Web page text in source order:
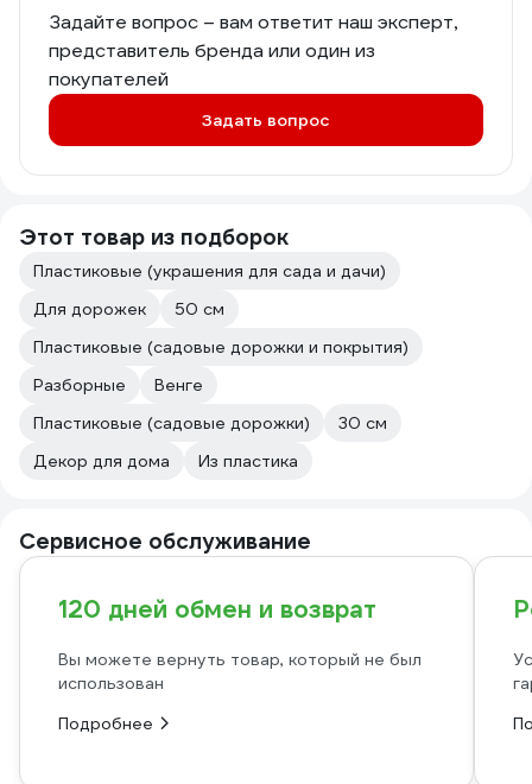
Задайте вопрос – вам ответит наш эксперт,
представитель бренда или один из
покупателей
Задать вопрос
Этот товар из подборок
Пластиковые (украшения для сада и дачи)
Для дорожек
50 см
Пластиковые (садовые дорожки и покрытия)
Разборные
Венге
Пластиковые (садовые дорожки)
30 см
Декор для дома
Из пластика
Сервисное обслуживание
120 дней обмен и возврат
Вы можете вернуть товар, который не был
использован
Подробнее